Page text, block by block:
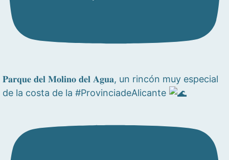
𝐏𝐚𝐫𝐪𝐮𝐞 𝐝𝐞𝐥 𝐌𝐨𝐥𝐢𝐧𝐨 𝐝𝐞𝐥 𝐀𝐠𝐮𝐚, un rincón muy especial
de la costa de la #ProvinciadeAlicante